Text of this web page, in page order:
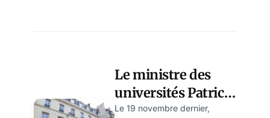
Le ministre des
universités Patrick
Hetzel se rend à
Le 19 novembre dernier,